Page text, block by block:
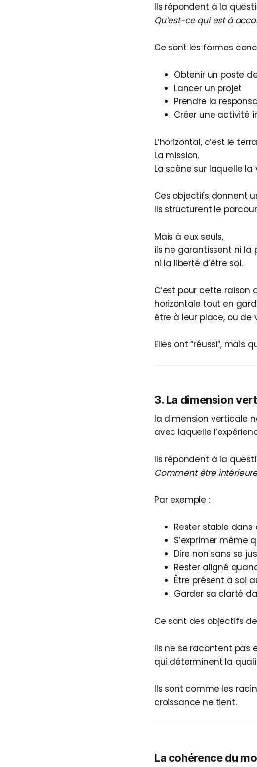
Ils répondent à la
Qu’est-ce qui est à
Ce sont les formes
Obtenir un poste
Lancer un projet
Prendre la
Créer une activité
L’horizontal, c’est le
La mission.
La scène sur laquelle la
Ces objectifs donnent
Ils structurent le
Mais à eux seuls,
ils ne garantissent ni la
ni la liberté d’être soi.
C’est pour cette raison
horizontale tout en
être à leur place, ou
Elles ont “réussi”, mais
3. La dimension
la dimension verticale
avec laquelle
Ils répondent à la
Comment être
Par exemple :
Rester stable
S’exprimer même
Dire non sans se
Rester aligné
Être présent à soi
Garder sa clarté
Ce sont des objectifs
Ils ne se racontent pas
qui déterminent la
Ils sont comme les
croissance ne tient.
La cohérence du